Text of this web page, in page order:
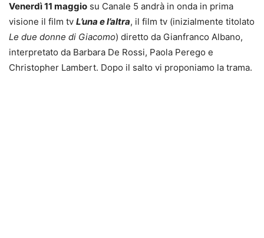
Venerdì 11 maggio su Canale 5 andrà in onda in prima
visione il film tv L’una e l’altra, il film tv (inizialmente titolato
Le due donne di Giacomo) diretto da Gianfranco Albano,
interpretato da Barbara De Rossi, Paola Perego e
Christopher Lambert. Dopo il salto vi proponiamo la trama.